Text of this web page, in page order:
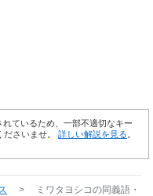
ているため、一部不適切なキー
さいませ。 詳しい解説を見る
> ミワタヨシコの同義語・